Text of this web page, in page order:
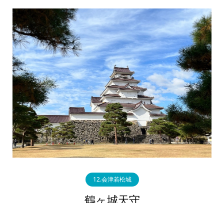
12.会津若松城
鶴ヶ城天守